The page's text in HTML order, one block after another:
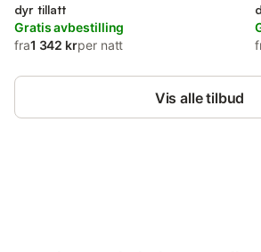
dyr tillatt
Gratis avbestilling
fra1 342 krper natt
Vis alle tilbud